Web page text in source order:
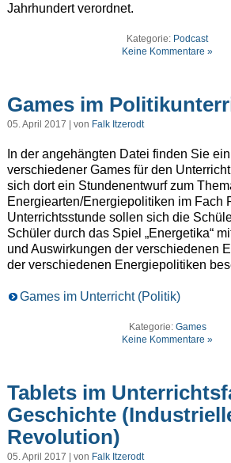
Jahrhundert verordnet.
Kategorie: Podcast
Keine Kommentare »
Games im
05. April 2017 | von Falk Itzerodt
In der angehängten Datei finden Sie
verschiedener Games für den
sich dort ein Stundenentwurf zum
Energiearten/Energiepolitiken im Fach
Unterrichtsstunde sollen sich die
Schüler durch das Spiel „Energetika“
und Auswirkungen der verschiedenen
der verschiedenen Energiepolitiken
Games im Unterricht (Politik)
Kategorie: Games
Keine Kommentare »
Tablets im
Geschichte
Revolution)
05. April 2017 | von Falk Itzerodt